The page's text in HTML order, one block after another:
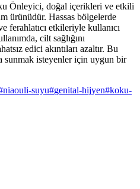
Önleyici, doğal içerikleri ve etkili
ürünüdür. Hassas bölgelerde
ferahlatıcı etkileriyle kullanıcı
cilt sağlığını
edici akıntıları azaltır. Bu
isteyenler için uygun bir
niaouli-suyu#genital-hijyen#koku-